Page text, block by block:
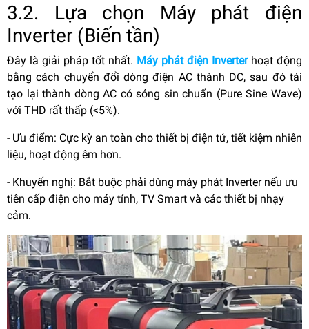
3.2. Lựa chọn Máy phát điện
Inverter (Biến tần)
Đây là giải pháp tốt nhất. Máy phát điện Inverterhoạt động
bằng cách chuyển đổi dòng điện AC thành DC, sau đó tái
tạo lại thành dòng AC có sóng sin chuẩn (Pure Sine Wave)
với THD rất thấp (<5%).
- Ưu điểm: Cực kỳ an toàn cho thiết bị điện tử, tiết kiệm nhiên
liệu, hoạt động êm hơn.
- Khuyến nghị: Bắt buộc phải dùng máy phát Inverter nếu ưu
tiên cấp điện cho máy tính, TV Smart và các thiết bị nhạy
cảm.